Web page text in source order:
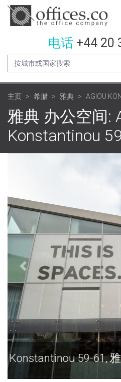
电话 +44 20
主页 希腊 雅典 AGIOU
雅典 办公空间:
Konstantinou
Agiou Konstantinou